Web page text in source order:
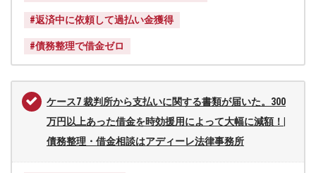
#返済中に依頼して過払い金獲得
#債務整理で借金ゼロ
ケース7 裁判所から支払いに関する書類が届いた。300
万円以上あった借金を時効援用によって大幅に減額！|
債務整理・借金相談はアディーレ法律事務所